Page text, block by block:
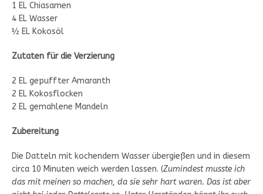
1 EL Chiasamen
4 EL Wasser
½ EL Kokosöl
Zutaten für die Verzierung
2 EL gepuffter Amaranth
2 EL Kokosflocken
2 EL gemahlene Mandeln
Zubereitung
Die Datteln mit kochendem Wasser übergießen und in diesem
circa 10 Minuten weich werden lassen. (Zumindest musste ich
das mit meinen so machen, da sie sehr hart waren. Das ist aber